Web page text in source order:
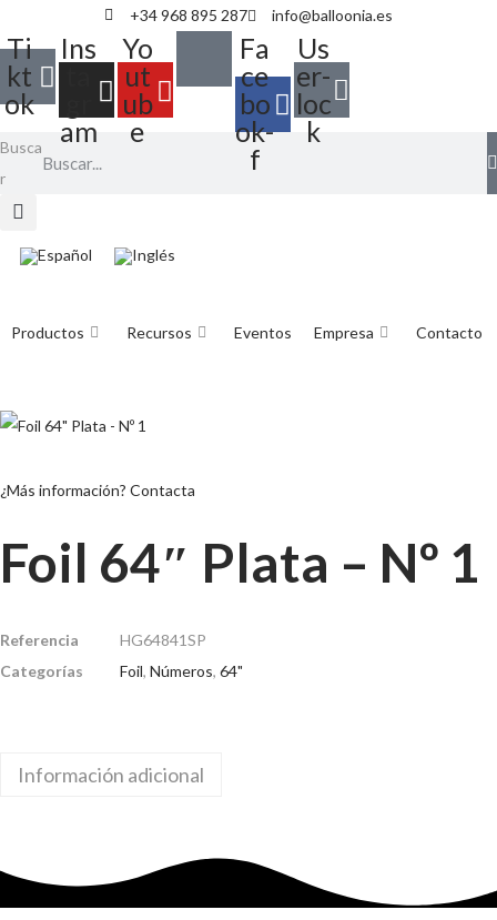
+34 968 895 287 info@balloonia.es
Ti
kt
ok
Ins
am
Yo
ut
ub
e
Fa
ce
bo
ok-
f
Us
er-
loc
k
Busca
r
Productos Recursos Eventos Empresa Contacto
¿Más información? Contacta
Foil 64″ Plata – Nº 1
Referencia
HG64841SP
Categorías
Foil, Números, 64"
Información adicional